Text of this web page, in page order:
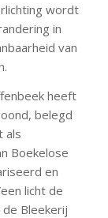
wordt
in
van
heeft
belegd
als
Boekelose
en
licht de
Bleekerij